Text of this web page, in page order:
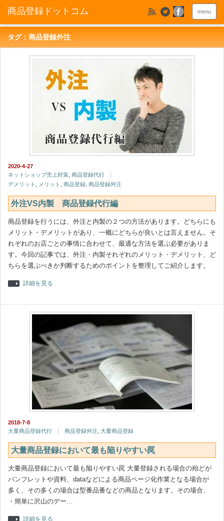
menu
タグ：商品登録外注
2020-4-27
ネットショップ売上対策 商品登録代行
デメリット
メリット 商品登録 商品登録外注
外注VS内製 商品登録代行編
商品登録を行うには、外注と内製の２つの方法があります。どちらにも
メリット・デメリットがあり、一概にどちらが良いとは言えません。そ
れぞれのお店ごとの事情に合わせて、最適な方法を選ぶ必要がありま
す。今回の記事では、外注・内製それぞれのメリット・デメリット、ど
ちらを選ぶべきか判断するためのポイントを整理してご紹介します。
詳細を見る
2018-7-8
大量商品登録代行
商品登録外注 大量商品登録
大量商品登録において最も陥りやすい罠
大量商品登録において最も陥りやすい罠 大量登録される場合の殆どが
パンフレットや資料、dataなどによる商品ページ化作業となる場合が
多く、その多くの場合は型番品番などの商品となります。その場合、
・簡単に沢山のデー…
詳細を見る